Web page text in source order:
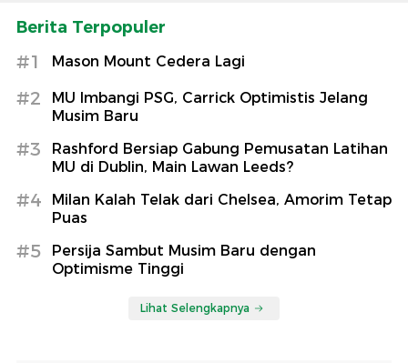
Berita Terpopuler
#1 Mason Mount Cedera Lagi
#2
MU Imbangi PSG, Carrick Optimistis Jelang
Musim Baru
#3
Rashford Bersiap Gabung Pemusatan Latihan
MU di Dublin, Main Lawan Leeds?
#4
Milan Kalah Telak dari Chelsea, Amorim Tetap
Puas
#5
Persija Sambut Musim Baru dengan
Optimisme Tinggi
Lihat Selengkapnya